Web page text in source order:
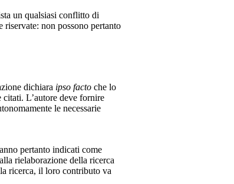
un qualsiasi conflitto di
non possono pertanto
dichiara ipso facto che lo
L’autore deve fornire
le necessarie
pertanto indicati come
rielaborazione della ricerca
ricerca, il loro contributo va